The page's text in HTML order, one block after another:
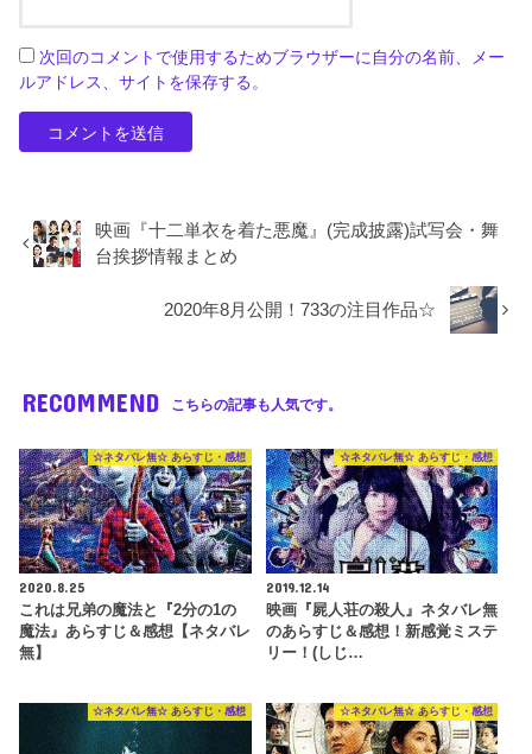
次回のコメントで使用するためブラウザーに自分の名前、メー
ルアドレス、サイトを保存する。
映画『十二単衣を着た悪魔』(完成披露)試写会・舞
台挨拶情報まとめ
2020年8月公開！733の注目作品☆
RECOMMEND こちらの記事も人気です。
☆ネタバレ無☆ あらすじ・感想
2020.8.25
これは兄弟の魔法と『2分の1の
魔法』あらすじ＆感想【ネタバレ
無】
☆ネタバレ無☆ あらすじ・感想
2019.12.14
映画『屍人荘の殺人』ネタバレ無
のあらすじ＆感想！新感覚ミステ
リー！(しじ…
☆ネタバレ無☆ あらすじ・感想 ☆ネタバレ無☆ あらすじ・感想